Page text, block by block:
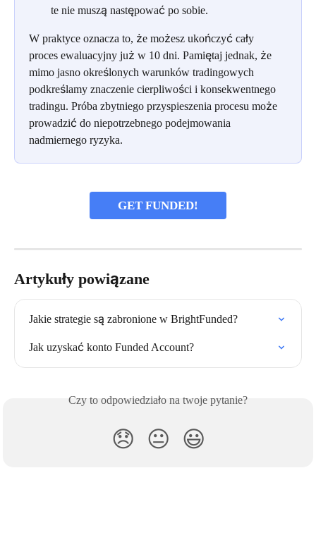
te nie muszą następować po sobie.
W praktyce oznacza to, że możesz ukończyć cały
proces ewaluacyjny już w 10 dni. Pamiętaj jednak, że
mimo jasno określonych warunków tradingowych
podkreślamy znaczenie cierpliwości i konsekwentnego
tradingu. Próba zbytniego przyspieszenia procesu może
prowadzić do niepotrzebnego podejmowania
nadmiernego ryzyka.
GET FUNDED!
Artykuły powiązane
Jakie strategie są zabronione w BrightFunded?
Jak uzyskać konto Funded Account?
Czy to odpowiedziało na twoje pytanie?
😞 😐 😃